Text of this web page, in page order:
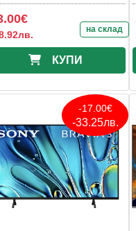
Quantum Dot, 144Hz,
на склад
КУПИ
-17.00€
-33.25лв.